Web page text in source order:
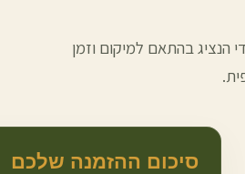
הנציג בהתאם למיקום וזמן
סיכום ההזמנה שלכם